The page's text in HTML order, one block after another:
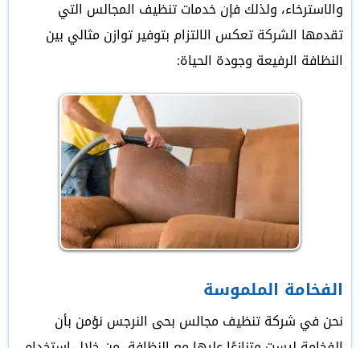
والاسترخاء، ولذلك فإن خدمات تنظيف المجالس التي
تقدمها الشركة تعكس الالتزام بتوفير توازن مثالي بين
النظافة الرفيعة وجودة الحياة:
الفخامة الملموسة
نحن في شركة تنظيف مجالس بحى النرجس نؤمن بأن